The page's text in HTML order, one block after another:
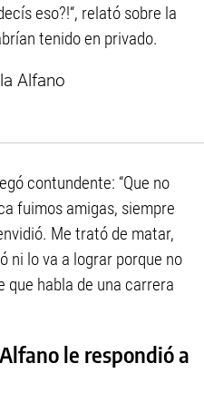
eso?!“, relató sobre la
tenido en privado.
contundente: “Que no
fuimos amigas, siempre
Me trató de matar,
ni lo va a lograr porque no
que habla de una carrera
le respondió a